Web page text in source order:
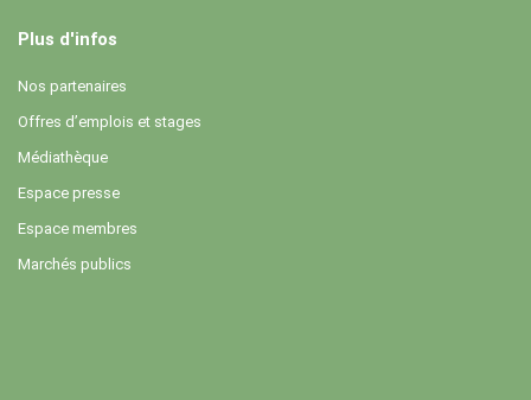
Plus d'infos
Nos partenaires
Offres d’emplois et stages
Médiathèque
Espace presse
Espace membres
Marchés publics